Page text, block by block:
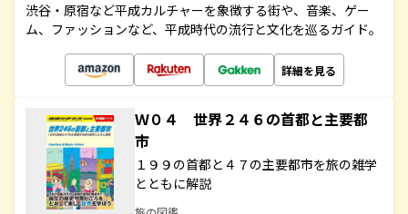
渋谷・原宿など平成カルチャーを象徴する街や、音楽、ゲー
ム、ファッションなど、平成時代の流行と文化を巡るガイド。
詳細を見る
Ｗ０４ 世界２４６の首都と主要都
市
１９９の首都と４７の主要都市を旅の雑学
とともに解説